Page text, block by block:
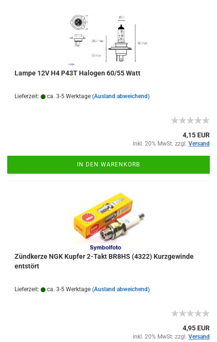
Lampe 12V H4 P43T Halogen 60/55 Watt
Lieferzeit: ca. 3-5 Werktage (Ausland abweichend)
4,15 EUR
inkl. 20% MwSt. zzgl. Versand
IN DEN WARENKORB
Zündkerze NGK Kupfer 2-Takt BR8HS (4322) Kurzgewinde
entstört
Lieferzeit: ca. 3-5 Werktage (Ausland abweichend)
4,95 EUR
inkl. 20% MwSt. zzgl. Versand